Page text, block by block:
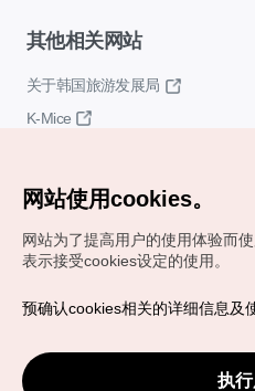
其他相关网站
关于韩国旅游发展局
K-Mice
Copyrights (c) 韩国旅游发展
VISITKOREA官方邮箱
chnsim@knto.or.kr
网站使用cookies。
网站为了提高用户的使用体验而使
表示接受cookies设定的使用。
预确认cookies相关的详细信息及
执